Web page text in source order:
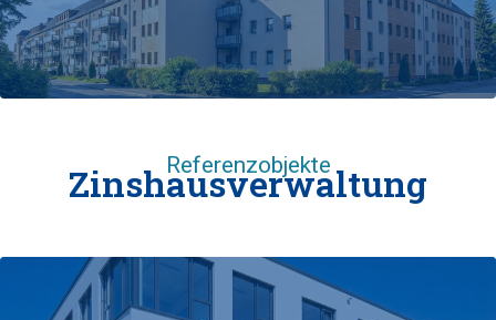
Referenzobjekte
Zinshausverwaltung